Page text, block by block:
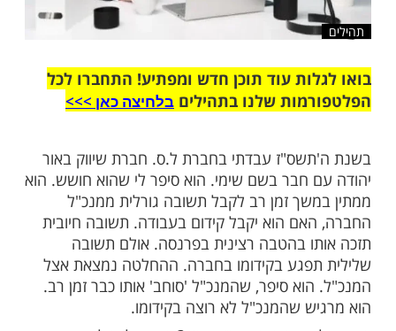
עוד תוכן חדש ומפתיע! התחברו לכל
שלנו בתהיליםבלחיצה כאן >>>​